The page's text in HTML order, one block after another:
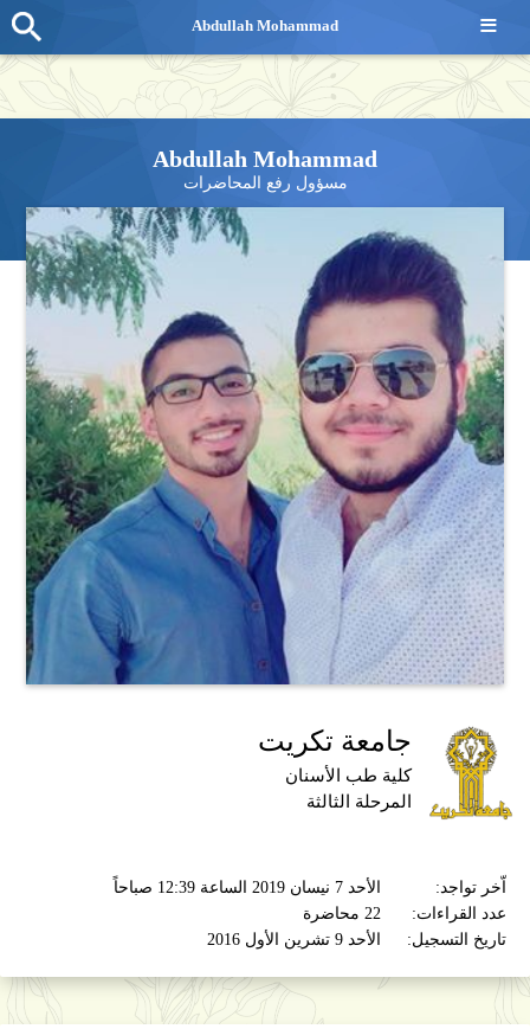
Abdullah Mohammad
مسؤول رفع المحاضرات
جامعة تكريت
كلية طب الأسنان
المرحلة الثالثة
اّخر تواجد:
الأحد 7 نيسان 2019 الساعة 12:39 صباحاً
عدد القراءات:
22 محاضرة
تاريخ التسجيل:
الأحد 9 تشرين الأول 2016
≡
Abdullah Mohammad